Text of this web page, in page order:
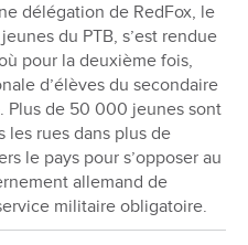
délégation de RedFox, le
du PTB, s’est rendue
pour la deuxième fois,
d’élèves du secondaire
Plus de 50 000 jeunes sont
les rues dans plus de
le pays pour s’opposer au
allemand de
militaire obligatoire.